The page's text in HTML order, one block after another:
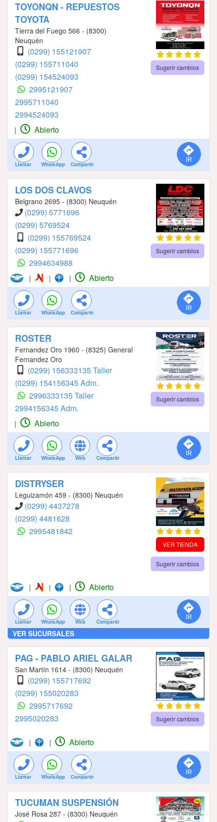
TOYONQN - REPUESTOS
TOYOTA
Tierra del Fuego 566 - (8300)
Neuquén
(0299) 155121907
(0299) 155711040
(0299) 154524093
2995121907
2995711040
2994524093
Sugerir cambios
| Abierto
Llamar WhatsApp Compartir
LOS DOS CLAVOS
Belgrano 2695 - (8300) Neuquén
(0299) 5771696
(0299) 5769524
(0299) 155769524
(0299) 155771696
2994634988
Sugerir cambios
| | | Abierto
Llamar WhatsApp Compartir
ROSTER
Fernandez Oro 1960 - (8325) General
Fernandez Oro
(0299) 156333135 Taller
(0299) 154156345 Adm.
2996333135 Taller
2994156345 Adm.
Sugerir cambios
| Abierto
Llamar WhatsApp Web Compartir
DISTRYSER
Leguizamón 459 - (8300) Neuquén
(0299) 4437278
(0299) 4481628
2995481842
VER TIENDA
Sugerir cambios
| | | Abierto
Llamar WhatsApp Web Compartir
VER SUCURSALES
PAG - PABLO ARIEL GALAR
San Martín 1614 - (8300) Neuquén
(0299) 155717692
(0299) 155020283
2995717692
2995020283
Sugerir cambios
| | Abierto
Llamar WhatsApp Compartir
TUCUMAN SUSPENSIÓN
José Rosa 287 - (8300) Neuquén